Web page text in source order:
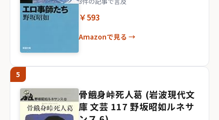
￥593
Amazonで見る →
5
骨餓身峠死人葛 (岩波現代文
庫 文芸 117 野坂昭如ルネサ